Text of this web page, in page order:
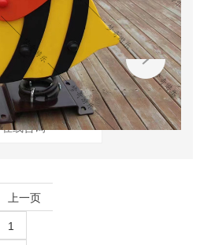
在线咨询
上一页
1